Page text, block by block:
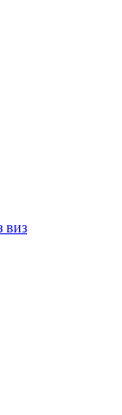
виз